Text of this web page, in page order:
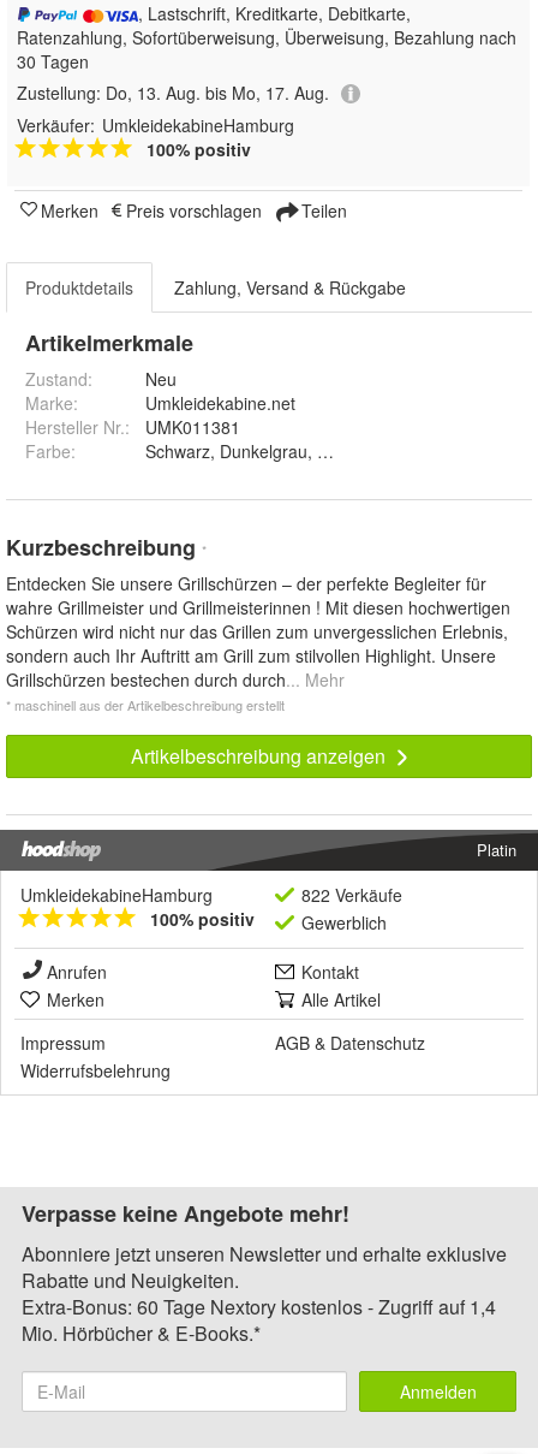
, Lastschrift, Kreditkarte, Debitkarte,
Ratenzahlung, Sofortüberweisung, Überweisung, Bezahlung nach
30 Tagen
Zustellung: Do, 13. Aug. bis Mo, 17. Aug.
Verkäufer: UmkleidekabineHamburg
100% positiv
Merken Preis vorschlagen Teilen
Produktdetails Zahlung, Versand & Rückgabe
Artikelmerkmale
Zustand:
Neu
Marke:
Umkleidekabine.net
Hersteller Nr.:
UMK011381
Farbe:
Kurzbeschreibung *
Entdecken Sie unsere Grillschürzen – der perfekte Begleiter für
wahre Grillmeister und Grillmeisterinnen ! Mit diesen hochwertigen
Schürzen wird nicht nur das Grillen zum unvergesslichen Erlebnis,
sondern auch Ihr Auftritt am Grill zum stilvollen Highlight. Unsere
Grillschürzen bestechen durch durch... Mehr
* maschinell aus der Artikelbeschreibung erstellt
Artikelbeschreibung anzeigen
Platin
UmkleidekabineHamburg
100% positiv
822 Verkäufe
Gewerblich
Anrufen
Kontakt
Merken
Alle Artikel
Impressum
AGB & Datenschutz
Widerrufsbelehrung
Verpasse keine Angebote mehr!
Abonniere jetzt unseren Newsletter und erhalte exklusive
Rabatte und Neuigkeiten.
Extra-Bonus: 60 Tage Nextory kostenlos - Zugriff auf 1,4
Mio. Hörbücher & E-Books.*
Anmelden